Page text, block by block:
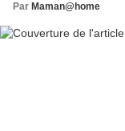
Par Maman@home